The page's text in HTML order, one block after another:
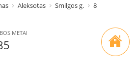
Aleksotas Smilgos g. 8
METAI